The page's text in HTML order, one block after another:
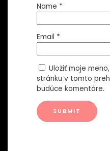
Name *
Email *
Uložiť moje
stránku v tomto
budúce komentáre.